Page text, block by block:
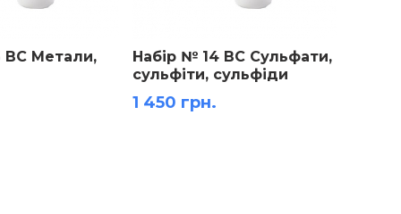
ВС Метали,
Набір № 14 ВС Сульфати,
сульфіти, сульфіди
великий
1 450 грн.